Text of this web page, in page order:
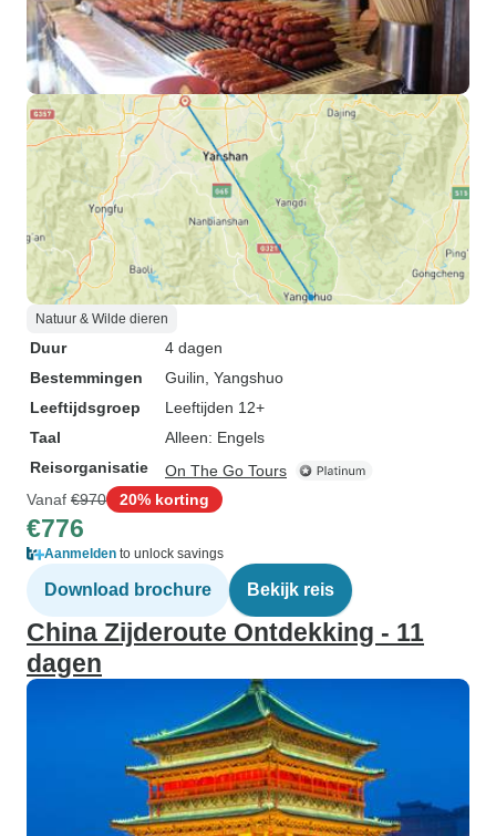
Natuur & Wilde dieren
Duur
4 dagen
Bestemmingen
Guilin , Yangshuo
Leeftijdsgroep
Leeftijden 12+
Taal
Alleen: Engels
Reisorganisatie
On The Go Tours
Vanaf €970 20% korting
€776
Aanmelden to unlock savings
Download brochure Bekijk reis
China Zijderoute Ontdekking - 11
dagen